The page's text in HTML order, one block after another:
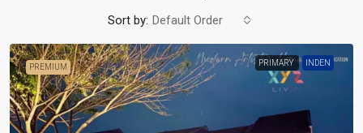
Sort by: Default Order
PREMIUM PRIMARY INDEN